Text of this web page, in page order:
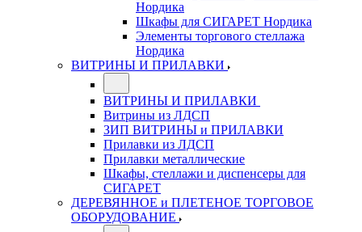
Нордика
Шкафы для СИГАРЕТ Нордика
Элементы торгового стеллажа
Нордика
ВИТРИНЫ И ПРИЛАВКИ
ВИТРИНЫ И ПРИЛАВКИ
Витрины из ЛДСП
ЗИП ВИТРИНЫ и ПРИЛАВКИ
Прилавки из ЛДСП
Прилавки металлические
Шкафы, стеллажи и диспенсеры для
СИГАРЕТ
ДЕРЕВЯННОЕ и ПЛЕТЕНОЕ ТОРГОВОЕ
ОБОРУДОВАНИЕ